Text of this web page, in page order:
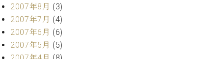
2007年8月 (3)
2007年7月 (4)
2007年6月 (6)
2007年5月 (5)